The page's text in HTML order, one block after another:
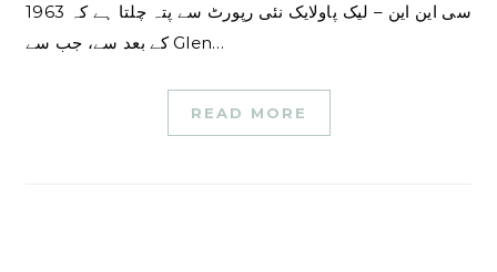
سی این این – لیک پاولایک نئی رپورٹ سے پتہ چلتا ہے کہ 1963
کے بعد سے، جب سے Glen…
READ MORE